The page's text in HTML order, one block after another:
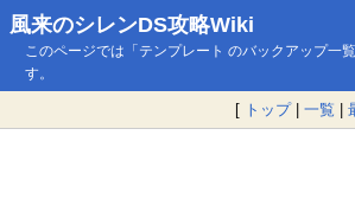
風来のシレンDS攻略Wiki
このページでは「テンプレート のバックアップ一
す。
[ トップ| 一覧 |